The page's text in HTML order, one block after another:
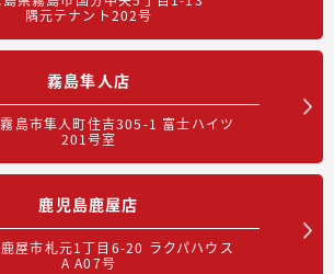
隅元テナント202号
霧島隼人店
島市隼人町住吉305-1 富士ハイツ
201号室
鹿児島鹿屋店
屋市札元1丁目6-20 ラクパハウス
A A07号